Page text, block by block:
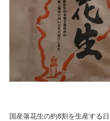
国産落花生の約8割を生産する